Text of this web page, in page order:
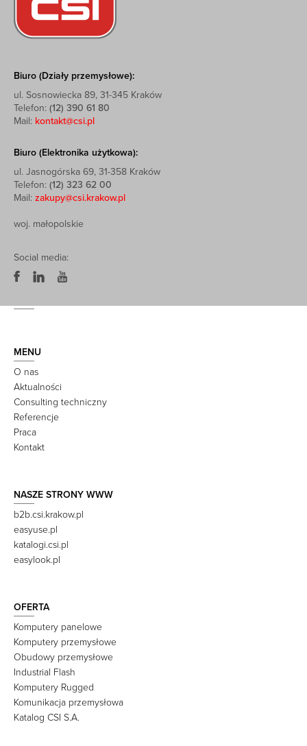
Biuro (Działy przemysłowe):
ul. Sosnowiecka 89, 31-345 Kraków
Telefon: (12) 390 61 80
Mail: kontakt@csi.pl
Biuro (Elektronika użytkowa):
ul. Jasnogórska 69, 31-358 Kraków
Telefon: (12) 323 62 00
Mail: zakupy@csi.krakow.pl
woj. małopolskie
Social media:
MENU
O nas
Aktualności
Consulting techniczny
Referencje
Praca
Kontakt
NASZE STRONY WWW
b2b.csi.krakow.pl
easyuse.pl
katalogi.csi.pl
easylook.pl
OFERTA
Komputery panelowe
Komputery przemysłowe
Obudowy przemysłowe
Industrial Flash
Komputery Rugged
Komunikacja przemysłowa
Katalog CSI S.A.